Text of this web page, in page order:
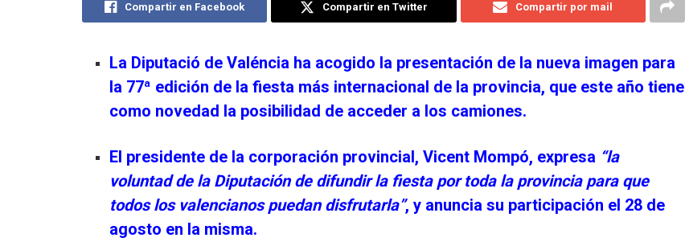
Compartir en Facebook Compartir en Twitter Compartir por mail
La Diputació de Valéncia ha acogido la presentación de la nueva imagen para
la 77ª edición de la fiesta más internacional de la provincia, que este año tiene
como novedad la posibilidad de acceder a los camiones.
El presidente de la corporación provincial, Vicent Mompó, expresa “la
voluntad de la Diputación de difundir la fiesta por toda la provincia para que
todos los valencianos puedan disfrutarla”, y anuncia su participación el 28 de
agosto en la misma.